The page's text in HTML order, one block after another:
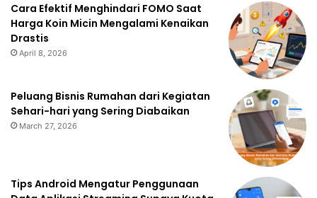
Cara Efektif Menghindari FOMO Saat
Harga Koin Micin Mengalami Kenaikan
Drastis
April 8, 2026
Peluang Bisnis Rumahan dari Kegiatan
Sehari-hari yang Sering Diabaikan
March 27, 2026
Tips Android Mengatur Penggunaan